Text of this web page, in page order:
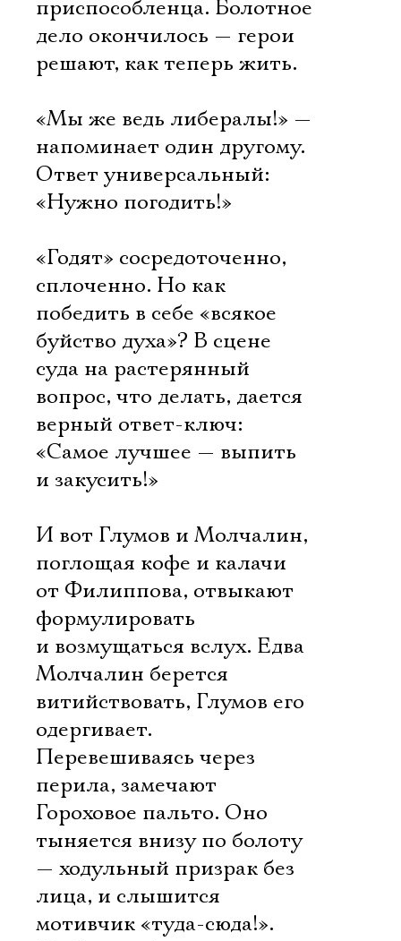
приспособленца. Болотное
дело окончилось — герои
решают, как теперь жить.
«Мы же ведь либералы!» —
напоминает один другому.
Ответ универсальный:
«Нужно погодить!»
«Годят» сосредоточенно,
сплоченно. Но как
победить в себе «всякое
буйство духа»? В сцене
суда на растерянный
вопрос, что делать, дается
верный ответ-ключ:
«Самое лучшее — выпить
и закусить!»
И вот Глумов и Молчалин,
поглощая кофе и калачи
от Филиппова, отвыкают
формулировать
и возмущаться вслух. Едва
Молчалин берется
витийствовать, Глумов его
одергивает.
Перевешиваясь через
перила, замечают
Гороховое пальто. Оно
тыняется внизу по болоту
— ходульный призрак без
лица, и слышится
мотивчик «туда-сюда!».